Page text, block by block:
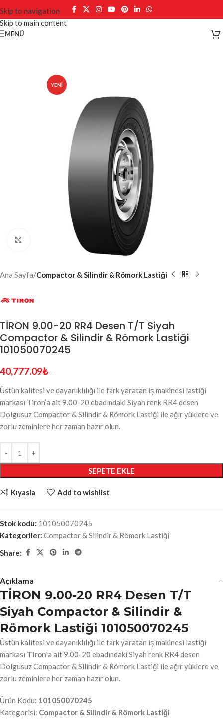
Skip to navigation
Skip to main content
MENÜ
YENI
Click to enlarge
Ana Sayfa Compactor & Silindir & Römork Lastiği
TİRON 9.00-20 RR4 Desen T/T Siyah
Compactor & Silindir & Römork Lastiği
101050070245
40,777.09₺
Üstün kalitesi ve dayanıklılığı ile fark yaratan iş makinesi lastiği
markası Tiron’a ait 9.00-20 ebadındaki Siyah renk RR4 desen
Dolgusuz Compactor & Silindir & Römork Lastiği ile ağır yüklere ve
zorlu zeminlere her zaman hazır olun.
SEPETE EKLE
Kıyasla Add to wishlist
Stok kodu: 101050070245
Kategoriler: Compactor & Silindir & Römork Lastiği
Share:
Açıklama
TİRON 9.00-20 RR4 Desen T/T
Siyah Compactor & Silindir &
Römork Lastiği 101050070245
Üstün kalitesi ve dayanıklılığı ile fark yaratan iş makinesi lastiği
markası Tiron'a ait 9.00-20 ebadındaki Siyah renk RR4 desen
Dolgusuz Compactor & Silindir & Römork Lastiği ile ağır yüklere ve
zorlu zeminlere her zaman hazır olun.
Ürün Kodu: 101050070245
Kategorisi: Compactor & Silindir & Römork Lastiği